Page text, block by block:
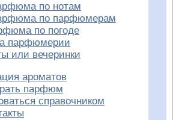
по нотам
по парфюмерам
по погоде
парфюмерии
или вечеринки
ароматов
парфюм
справочником